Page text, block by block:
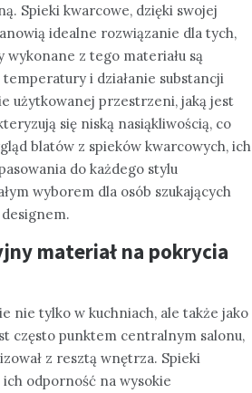
Spieki kwarcowe, dzięki swojej
idealne rozwiązanie dla tych,
wykonane z tego materiału są
i działanie substancji
użytkowanej przestrzeni, jaką jest
się niską nasiąkliwością, co
blatów z spieków kwarcowych, ich
do każdego stylu
wyborem dla osób szukających
materiał na pokrycia
nie tylko w kuchniach, ale także jako
często punktem centralnym salonu,
z resztą wnętrza. Spieki
odporność na wysokie